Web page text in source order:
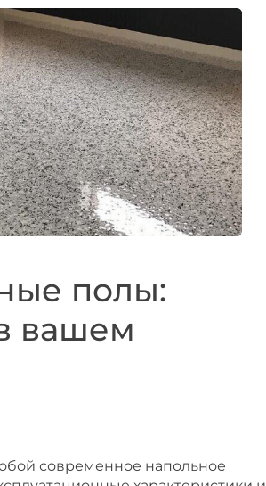
полы:
вашем
современное напольное